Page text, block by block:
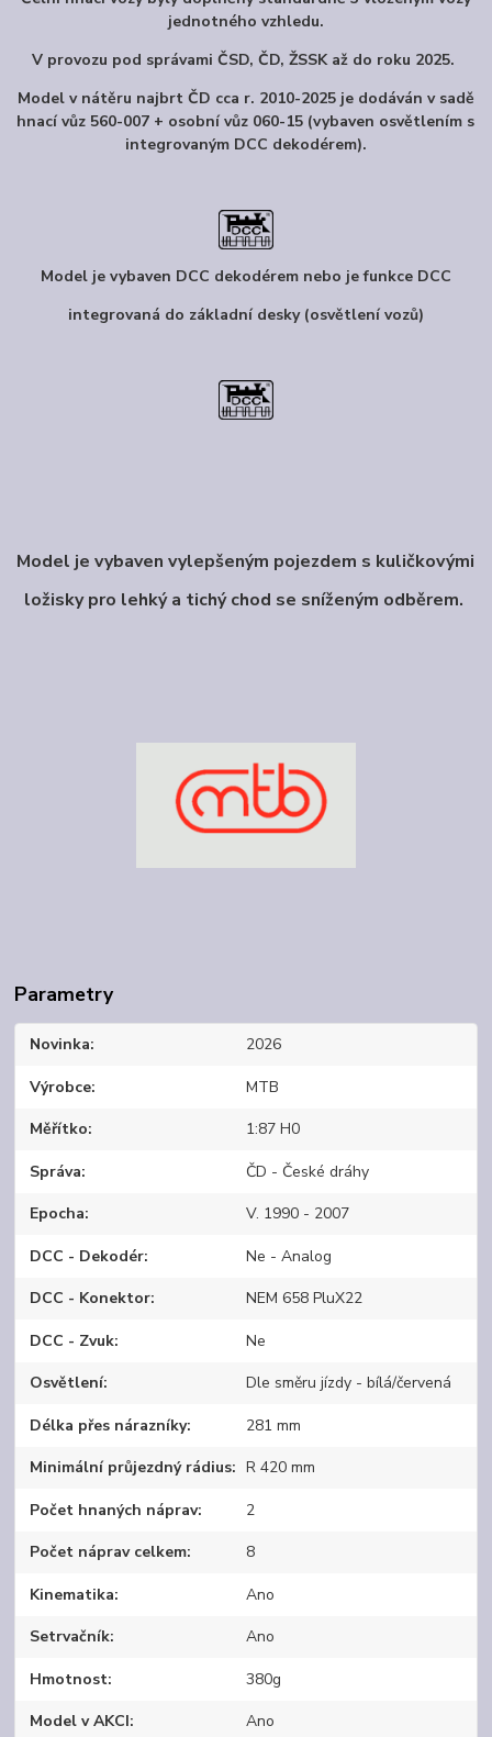
jednotného vzhledu.
V provozu pod správami ČSD, ČD, ŽSSK až do roku 2025.
Model v nátěru najbrt ČD cca r. 2010-2025 je dodáván v sadě
hnací vůz 560-007 + osobní vůz 060-15 (vybaven osvětlením s
integrovaným DCC dekodérem).
Model je vybaven DCC dekodérem nebo je funkce DCC
integrovaná do základní desky (osvětlení vozů)
Model je vybaven vylepšeným pojezdem s kuličkovými
ložisky pro lehký a tichý chod se sníženým odběrem.
Parametry
Novinka 2026
Výrobce MTB
Měřítko 1:87 H0
Správa ČD - České dráhy
Epocha V. 1990 - 2007
DCC - Dekodér Ne - Analog
DCC - Konektor NEM 658 PluX22
DCC - Zvuk Ne
Osvětlení Dle směru jízdy - bílá/červená
Délka přes nárazníky 281 mm
Minimální průjezdný rádius R 420 mm
Počet hnaných náprav 2
Počet náprav celkem 8
Kinematika Ano
Setrvačník Ano
Hmotnost 380g
Model v AKCI Ano